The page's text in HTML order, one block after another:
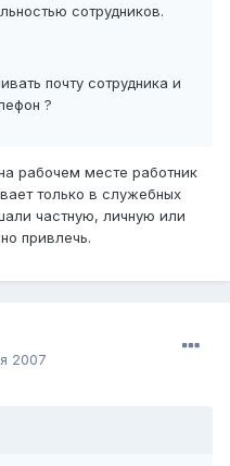
сотрудников.
почту сотрудника и
?
рабочем месте работник
только в служебных
частную, личную или
привлечь.
2007